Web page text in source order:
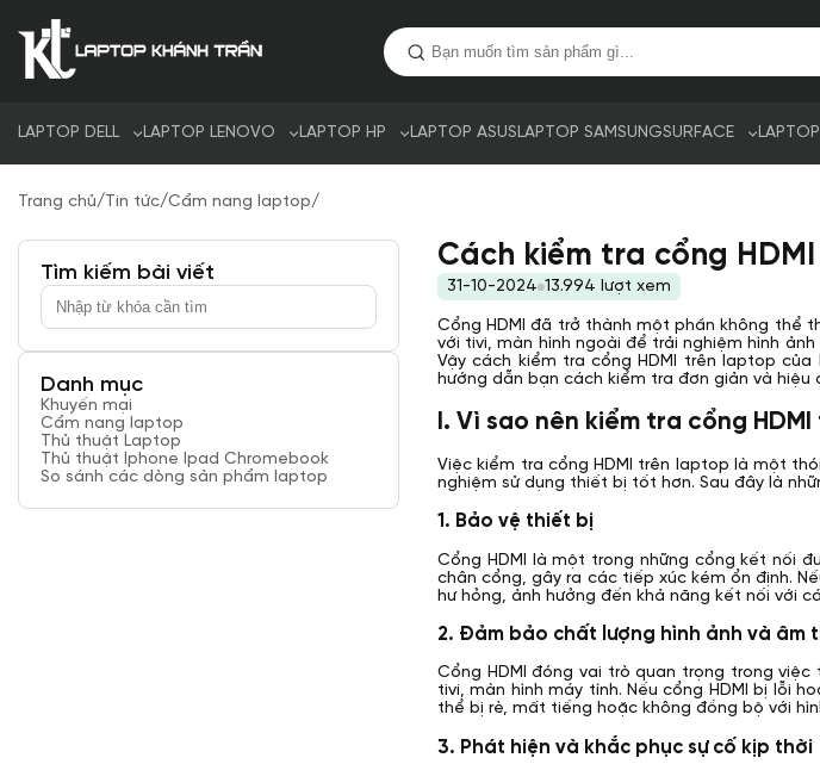
LAPTOP DELL LAPTOP LENOVO LAPTOP HP LAPTOP ASUSLAPTOP SAMSUNGSURFACE
Trang chủ/Tin tức/Cẩm nang laptop/
Tìm kiếm bài viết
Danh mục
Khuyến mại
Cẩm nang laptop
Thủ thuật Laptop
Thủ thuật Iphone Ipad Chromebook
So sánh các dòng sản phẩm laptop
Cách kiểm tra cổng
31-10-2024 13.994 lượt xem
Cổng HDMI đã trở thành một phần không thể
với tivi, màn hình ngoài để trải nghiệm hình
Vậy cách kiểm tra cổng HDMI trên laptop
hướng dẫn bạn cách kiểm tra đơn giản và hiệu
I. Vì sao nên kiểm tra cổng
Việc kiểm tra cổng HDMI trên laptop là một
nghiệm sử dụng thiết bị tốt hơn. Sau đây là
1. Bảo vệ thiết bị
Cổng HDMI là một trong những cổng kết nối
chân cổng, gây ra các tiếp xúc kém ổn định.
hư hỏng, ảnh hưởng đến khả năng kết nối với
2. Đảm bảo chất lượng hình ảnh và âm
Cổng HDMI đóng vai trò quan trọng trong
tivi, màn hình máy tính. Nếu cổng HDMI bị lỗi
thể bị rè, mất tiếng hoặc không đồng bộ với
3. Phát hiện và khắc phục sự cố kịp thời